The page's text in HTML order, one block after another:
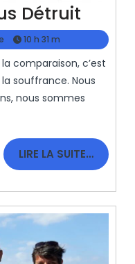
Détruit
Nous
Stéphane
10 h 31 m
souffrance. Nous
nous sommes
LIRE LA SUITE…LIRE
LA